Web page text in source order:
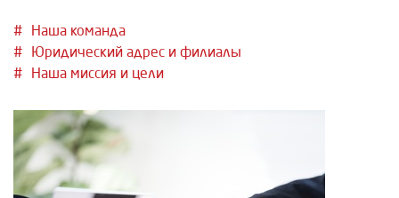
Наша команда
Юридический адрес и филиалы
Наша миссия и цели